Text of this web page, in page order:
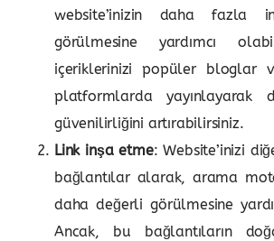
website’inizin daha fazla
görülmesine yardımcı
içeriklerinizi popüler bloglar
platformlarda yayınlayarak
güvenilirliğini artırabilirsiniz.
Link inşa etme: Website’inizi
bağlantılar alarak, arama
daha değerli görülmesine
Ancak, bu bağlantıların